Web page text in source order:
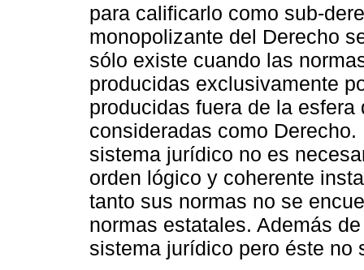
para calificarlo como sub-
monopolizante del Derecho
sólo existe cuando las
producidas exclusivamente
producidas fuera de la
consideradas como
sistema jurídico no es
orden lógico y coherente
tanto sus normas no se
normas estatales. Además
sistema jurídico pero éste no